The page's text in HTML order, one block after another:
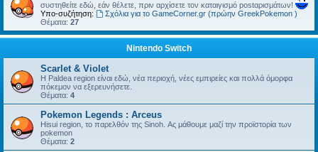
συστηθείτε εδώ, εάν θέλετε, πριν αρχίσετε τον καταιγισμό postαρισμάτων!
Υπο-συζήτηση:
Σχόλια για το GameCorner.gr (πρώην GreekPokemon )
Θέματα: 27
Nintendo Switch
Scarlet & Violet
Η Paldea region είναι εδώ, νέα περιοχή, νέες εμπιρείες και πολλά όμορφα
πόκεμον να εξερευνήσετε.
Θέματα: 4
Pokemon Legends : Arceus
Hisui region, το παρελθόν της Sinoh. Ας μάθουμε μαζί την προϊστορία των
pokemon
Θέματα: 2